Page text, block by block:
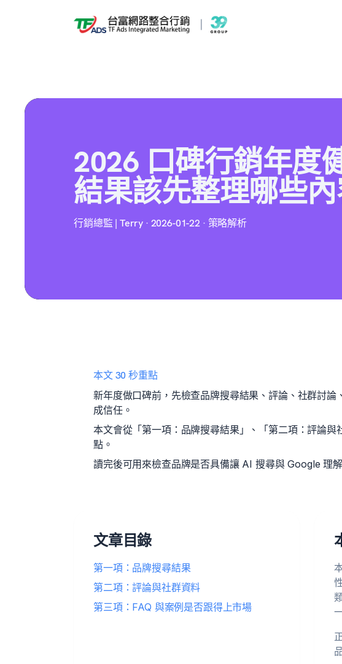
2026 口碑行銷年度
結果該先整理哪些
行銷總監 | Terry · 2026-01-22 · 策略解析
本文 30 秒重點
新年度做口碑前，先檢查品牌搜尋結果、評論、社群討
成信任。
本文會從「第一項：品牌搜尋結果」、「第二項：評論
點。
讀完後可用來檢查品牌是否具備讓 AI 搜尋與 Google 理
文章目錄
第一項：品牌搜尋結果
第二項：評論與社群資料
第三項：FAQ 與案例是否跟得上市場